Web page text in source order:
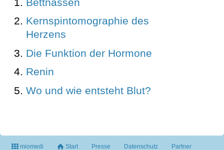
Kernspintomographie des
Herzens
Die Funktion der Hormone
Renin
Wo und wie entsteht Blut?
miomedi Start Presse Datenschutz Partner